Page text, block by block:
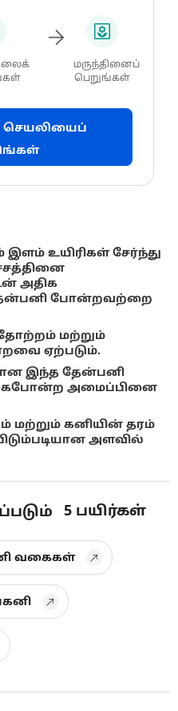
மருந்தினைப்
பெறுங்கள்
செயலியைப்
இளம் உயிரிகள் சேர்ந்து
அதிக
போன்றவற்றை
மற்றும்
ஏற்படும்.
இந்த தேன்பனி
அமைப்பினை
மற்றும் கனியின் தரம்
அளவில்
5 பயிர்கள்
வகைகள்